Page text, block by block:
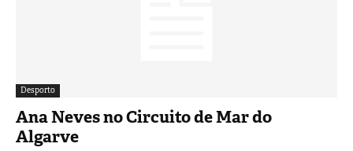
Desporto
Ana Neves no Circuito de Mar do
Algarve